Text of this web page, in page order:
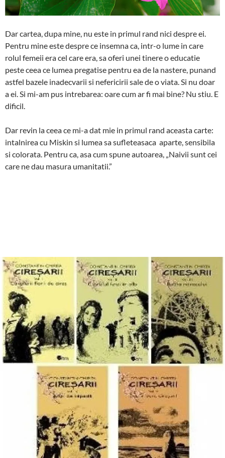
Dar cartea, dupa mine, nu este in primul rand nici despre ei.
Pentru mine este despre ce insemna ca, intr-o lume in care
rolul femeii era cel care era, sa oferi unei tinere o educatie
peste ceea ce lumea pregatise pentru ea de la nastere, punand
astfel bazele inadecvarii si nefericirii sale de o viata. Si nu doar
a ei. Si mi-am pus intrebarea: oare cum ar fi mai bine? Nu stiu. E
dificil.
Dar revin la ceea ce mi-a dat mie in primul rand aceasta carte:
intalnirea cu Miskin si lumea sa sufleteasaca aparte, sensibila
si colorata. Pentru ca, asa cum spune autoarea, „Naivii sunt cei
care ne dau masura umanitatii.”